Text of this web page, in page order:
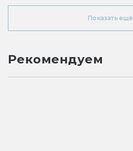
Показать ещё
Рекомендуем